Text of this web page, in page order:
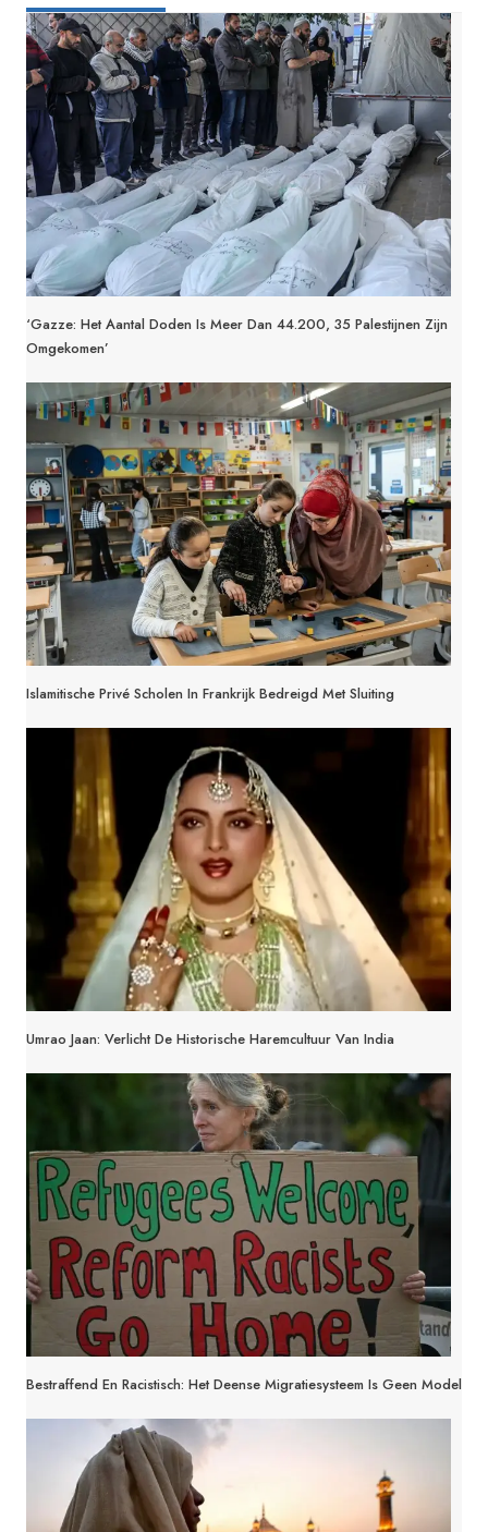
‘Gazze: Het Aantal Doden Is Meer Dan 44.200, 35 Palestijnen Zijn
Omgekomen’
Islamitische Privé Scholen In Frankrijk Bedreigd Met Sluiting
Umrao Jaan: Verlicht De Historische Haremcultuur Van India
Bestraffend En Racistisch: Het Deense Migratiesysteem Is Geen Model